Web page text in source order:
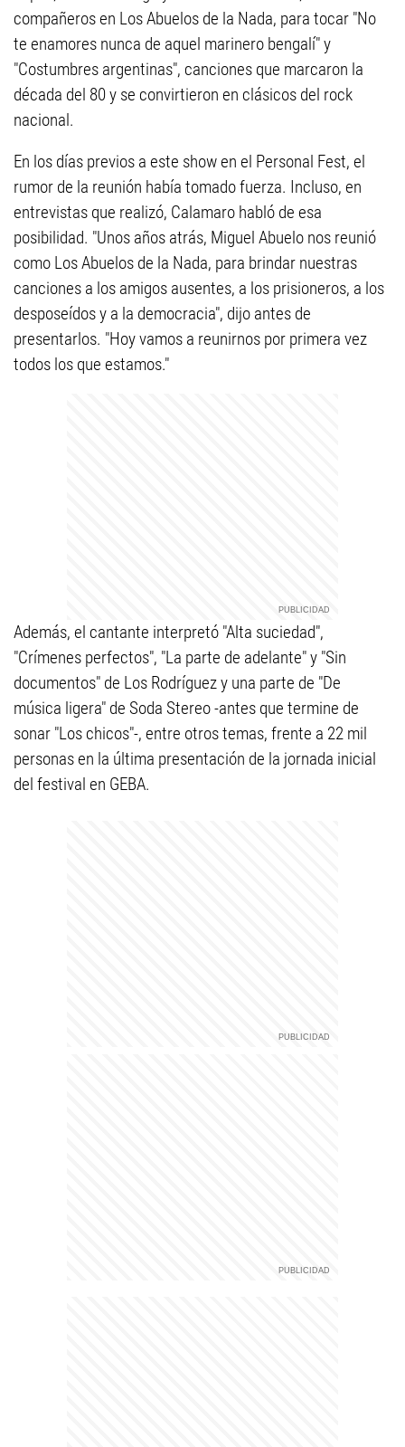
compañeros en Los Abuelos de la Nada, para tocar "No
te enamores nunca de aquel marinero bengalí" y
"Costumbres argentinas", canciones que marcaron la
década del 80 y se convirtieron en clásicos del rock
nacional.
En los días previos a este show en el Personal Fest, el
rumor de la reunión había tomado fuerza. Incluso, en
entrevistas que realizó, Calamaro habló de esa
posibilidad. "Unos años atrás, Miguel Abuelo nos reunió
como Los Abuelos de la Nada, para brindar nuestras
canciones a los amigos ausentes, a los prisioneros, a los
desposeídos y a la democracia", dijo antes de
presentarlos. "Hoy vamos a reunirnos por primera vez
todos los que estamos."
Además, el cantante interpretó "Alta suciedad",
"Crímenes perfectos", "La parte de adelante" y "Sin
documentos" de Los Rodríguez y una parte de "De
música ligera" de Soda Stereo -antes que termine de
sonar "Los chicos"-, entre otros temas, frente a 22 mil
personas en la última presentación de la jornada inicial
del festival en GEBA.